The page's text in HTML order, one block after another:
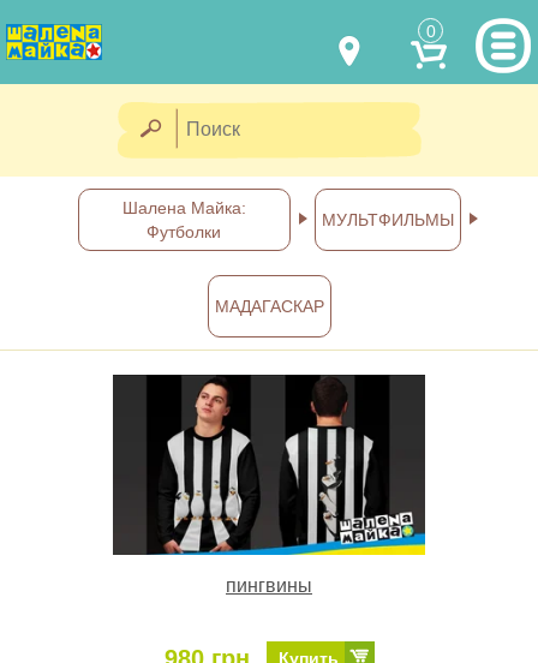
0
(067) 011 0404
shalena@mayka.dp.ua
г.Днепр, ул. Ярослава Мудрого, 68
Посмотреть на карте
Отправка по Украине каждый
день
НАШИ РАБОТЫ
КАК КУПИТЬ
КАК НАС НАЙТИ
ПОЛНАЯ ВЕРСИЯ САЙТА
Шалена Майка:
Футболки
МУЛЬТФИЛЬМЫ
МАДАГАСКАР
пингвины
Купить